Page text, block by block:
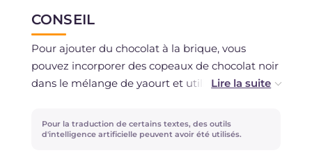
CONSEIL
Pour ajouter du chocolat à la brique, vous
pouvez incorporer des copeaux de chocolat noir
dans le mélange de yaourt et utiliser des
Si vous préférez réaliser des portions
Pour la traduction de certains textes, des outils
d'intelligence artificielle peuvent avoir été utilisés.